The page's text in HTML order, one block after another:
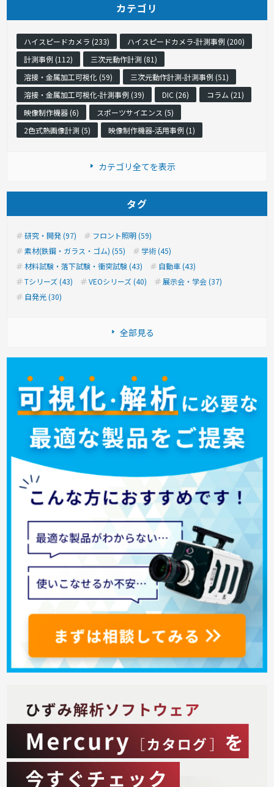
カテゴリ
ハイスピードカメラ (233)
ハイスピードカメラ-計測事例 (200)
計測事例 (112)
三次元動作計測 (81)
溶接・金属加工可視化 (59)
三次元動作計測-計測事例 (51)
溶接・金属加工可視化-計測事例 (39)
DIC (26)
コラム (21)
映像制作機器 (6)
スポーツサイエンス (5)
2色式熱画像計測 (5)
映像制作機器-活用事例 (1)
カテゴリ全てを表示
タグ
研究・開発 (97)
フロント照明 (59)
素材(鉄鋼・ガラス・ゴム) (55)
学術 (45)
材料試験・落下試験・衝突試験 (43)
自動車 (43)
Tシリーズ (43)
VEOシリーズ (40)
展示会・学会 (37)
自発光 (30)
全部見る